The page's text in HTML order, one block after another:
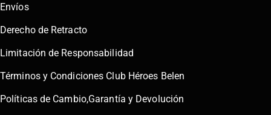
Envíos
Derecho de Retracto
Limitación de Responsabilidad
Términos y Condiciones Club Héroes Belen
Políticas de Cambio,Garantía y Devolución